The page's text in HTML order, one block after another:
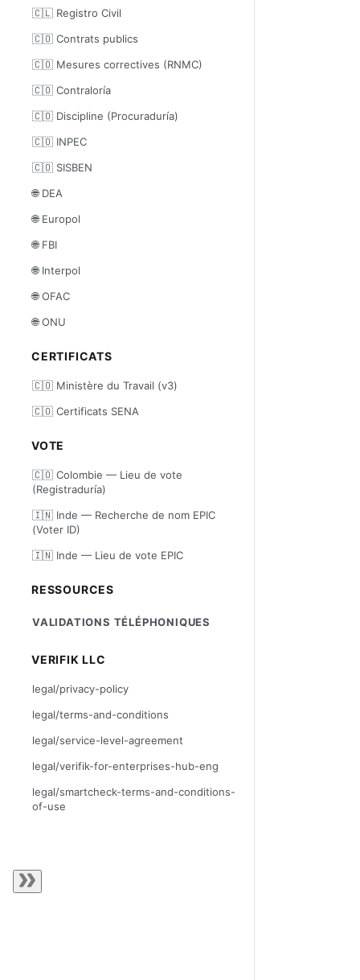
🇨🇱 Registro Civil
🇨🇴 Contrats publics
🇨🇴 Mesures correctives (RNMC)
🇨🇴 Contraloría
🇨🇴 Discipline (Procuraduría)
🇨🇴 INPEC
🇨🇴 SISBEN
🌐 DEA
🌐 Europol
🌐 FBI
🌐 Interpol
🌐 OFAC
🌐 ONU
CERTIFICATS
🇨🇴 Ministère du Travail (v3)
🇨🇴 Certificats SENA
VOTE
🇨🇴 Colombie — Lieu de vote
(Registraduría)
🇮🇳 Inde — Recherche de nom EPIC
(Voter ID)
🇮🇳 Inde — Lieu de vote EPIC
RESSOURCES
VALIDATIONS TÉLÉPHONIQUES
VERIFIK LLC
legal/privacy-policy
legal/terms-and-conditions
legal/service-level-agreement
legal/verifik-for-enterprises-hub-eng
legal/smartcheck-terms-and-conditions-
of-use